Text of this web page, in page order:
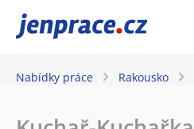
JenPráce.cz
Nabídky práce Rakousko